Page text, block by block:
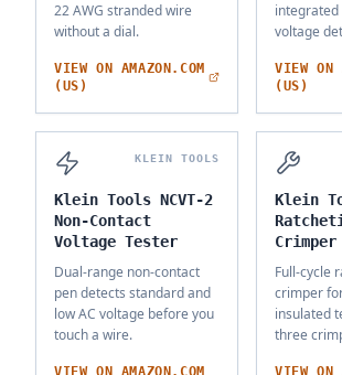
22 AWG stranded wire
without a dial.
VIEW ON AMAZON.COM
(US)
voltage
VIEW ON
(US)
KLEIN TOOLS
Klein Tools NCVT-2
Non-Contact
Voltage Tester
Dual-range non-contact
pen detects standard and
low AC voltage before you
touch a wire.
VIEW ON AMAZON.COM
Klein
Crimper
Full-cycle
crimper
insulated
three
VIEW ON